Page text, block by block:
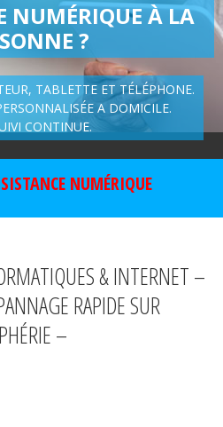
NUMÉRIQUE À LA
?
TABLETTE ET TÉLÉPHONE.
A DOMICILE.
CONTINUE.
NUMÉRIQUE
& INTERNET –
RAPIDE SUR
–